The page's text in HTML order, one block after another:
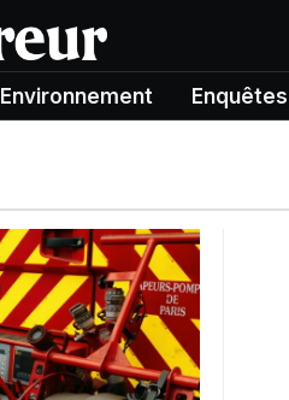
Environnement Enquêtes